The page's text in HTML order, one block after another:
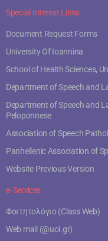
Special Interest Links
Document Request Forms
University Of Ioannina
School of Health Sciences,
Department of Speech and
Department of Speech and
Peloponnese
Association of Speech
Panhellenic Association of
Website Previous Version
e- Services
Φοιτητολόγιο (Class Web)
Web mail (@uoi.gr)